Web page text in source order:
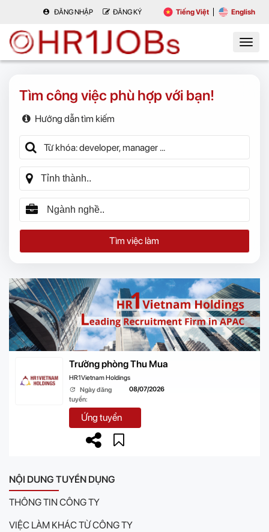
ĐĂNG NHẬP ĐĂNG KÝ Tiếng Việt English
Tìm công việc phù hợp với bạn!
Hướng dẫn tìm kiếm
Tìm việc làm
Trưởng phòng Thu Mua
HR1Vietnam Holdings
Ngày đăng
tuyển:
08/07/2026
Ứng tuyển
NỘI DUNG TUYỂN DỤNG
THÔNG TIN CÔNG TY
VIỆC LÀM KHÁC TỪ CÔNG TY